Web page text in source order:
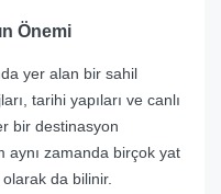
Önemi
yer alan bir sahil
tarihi yapıları ve canlı
bir destinasyon
aynı zamanda birçok yat
da bilinir.